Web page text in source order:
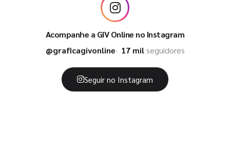
Acompanhe a GIV Online no Instagram
@graficagivonline
17 milseguidores
Seguir no Instagram